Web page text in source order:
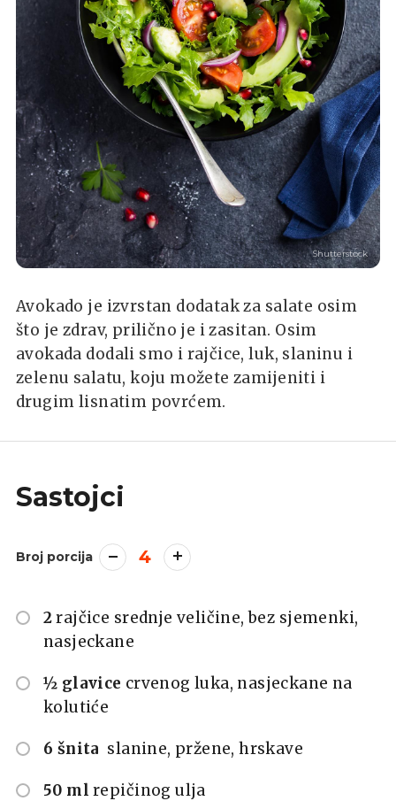
Shutterstock
Avokado je izvrstan dodatak za salate osim
što je zdrav, prilično je i zasitan. Osim
avokada dodali smo i rajčice, luk, slaninu i
zelenu salatu, koju možete zamijeniti i
drugim lisnatim povrćem.
Sastojci
Broj porcija 4
2 rajčice srednje veličine, bez sjemenki,
nasjeckane
½ glavice crvenog luka, nasjeckane na
kolutiće
6 šnita slanine, pržene, hrskave
50 ml repičinog ulja